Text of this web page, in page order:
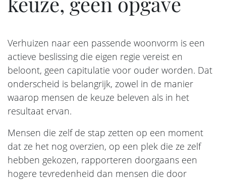
Verhuizen naar een passende woonvorm is een
actieve beslissing die eigen regie vereist en
beloont, geen capitulatie voor ouder worden. Dat
onderscheid is belangrijk, zowel in de manier
waarop mensen de keuze beleven als in het
resultaat ervan.
Mensen die zelf de stap zetten op een moment
dat ze het nog overzien, op een plek die ze zelf
hebben gekozen, rapporteren doorgaans een
hogere tevredenheid dan mensen die door